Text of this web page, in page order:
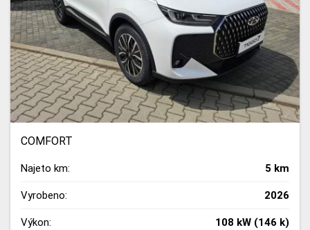
COMFORT
Najeto km: 5 km
Vyrobeno: 2026
Výkon: 108 kW (146 k)